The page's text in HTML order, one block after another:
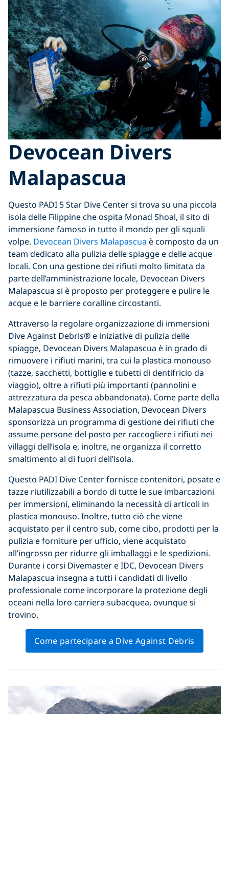
Devocean Divers
Malapascua
Questo PADI 5 Star Dive Center si trova su una piccola
isola delle Filippine che ospita Monad Shoal, il sito di
immersione famoso in tutto il mondo per gli squali
volpe. Devocean Divers Malapascua è composto da un
team dedicato alla pulizia delle spiagge e delle acque
locali. Con una gestione dei rifiuti molto limitata da
parte dell’amministrazione locale, Devocean Divers
Malapascua si è proposto per proteggere e pulire le
acque e le barriere coralline circostanti.
Attraverso la regolare organizzazione di immersioni
Dive Against Debris® e iniziative di pulizia delle
spiagge, Devocean Divers Malapascua è in grado di
rimuovere i rifiuti marini, tra cui la plastica monouso
(tazze, sacchetti, bottiglie e tubetti di dentifricio da
viaggio), oltre a rifiuti più importanti (pannolini e
attrezzatura da pesca abbandonata). Come parte della
Malapascua Business Association, Devocean Divers
sponsorizza un programma di gestione dei rifiuti che
assume persone del posto per raccogliere i rifiuti nei
villaggi dell’isola e, inoltre, ne organizza il corretto
smaltimento al di fuori dell’isola.
Questo PADI Dive Center fornisce contenitori, posate e
tazze riutilizzabili a bordo di tutte le sue imbarcazioni
per immersioni, eliminando la necessità di articoli in
plastica monouso. Inoltre, tutto ciò che viene
acquistato per il centro sub, come cibo, prodotti per la
pulizia e forniture per ufficio, viene acquistato
all’ingrosso per ridurre gli imballaggi e le spedizioni.
Durante i corsi Divemaster e IDC, Devocean Divers
Malapascua insegna a tutti i candidati di livello
professionale come incorporare la protezione degli
oceani nella loro carriera subacquea, ovunque si
trovino.
Come partecipare a Dive Against Debris